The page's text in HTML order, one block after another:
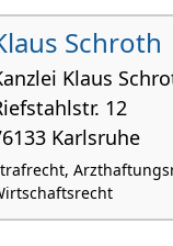
Schroth
Klaus
12
Karlsruhe